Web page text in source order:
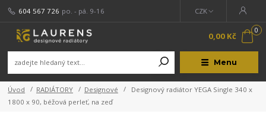
Menu
CZK
604 567 726 po. - pá. 9-16
0
0,00 Kč
Úvod RADIÁTORY Designové
Designový radiátor YEGA Single 340 x
1800 x 90, béžová perleť, na zeď